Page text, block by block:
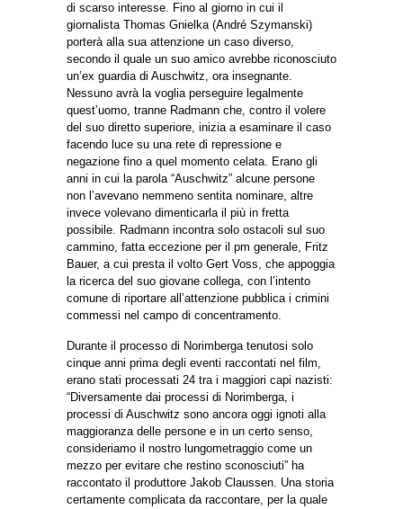
di scarso interesse. Fino al giorno in cui il
giornalista Thomas Gnielka (André Szymanski)
porterà alla sua attenzione un caso diverso,
secondo il quale un suo amico avrebbe riconosciuto
un’ex guardia di Auschwitz, ora insegnante.
Nessuno avrà la voglia perseguire legalmente
quest’uomo, tranne Radmann che, contro il volere
del suo diretto superiore, inizia a esaminare il caso
facendo luce su una rete di repressione e
negazione fino a quel momento celata. Erano gli
anni in cui la parola “Auschwitz” alcune persone
non l’avevano nemmeno sentita nominare, altre
invece volevano dimenticarla il più in fretta
possibile. Radmann incontra solo ostacoli sul suo
cammino, fatta eccezione per il pm generale, Fritz
Bauer, a cui presta il volto Gert Voss, che appoggia
la ricerca del suo giovane collega, con l’intento
comune di riportare all’attenzione pubblica i crimini
commessi nel campo di concentramento.
Durante il processo di Norimberga tenutosi solo
cinque anni prima degli eventi raccontati nel film,
erano stati processati 24 tra i maggiori capi nazisti:
“Diversamente dai processi di Norimberga, i
processi di Auschwitz sono ancora oggi ignoti alla
maggioranza delle persone e in un certo senso,
consideriamo il nostro lungometraggio come un
mezzo per evitare che restino sconosciuti” ha
raccontato il produttore Jakob Claussen. Una storia
certamente complicata da raccontare, per la quale